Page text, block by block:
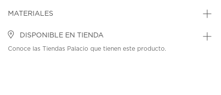
MATERIALES
DISPONIBLE EN TIENDA
Conoce las Tiendas Palacio que tienen este producto.